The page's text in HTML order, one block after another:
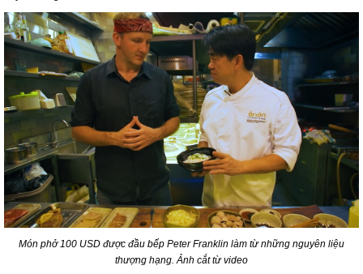
Món phở 100 USD được đầu bếp Peter Franklin làm từ những nguyên liệu
thượng hạng. Ảnh cắt từ video